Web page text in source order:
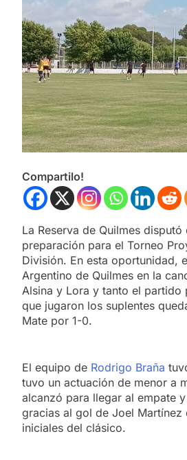
Compartilo!
La Reserva de Quilmes
preparación para el Torneo
División. En esta oportunidad,
Argentino de Quilmes en la
Alsina y Lora y tanto el partido
que jugaron los suplentes
Mate por 1-0.
El equipo de Rodrigo Braña
tuvo un actuación de menor a
alcanzó para llegar al empate
gracias al gol de Joel Martínez
iniciales del clásico.